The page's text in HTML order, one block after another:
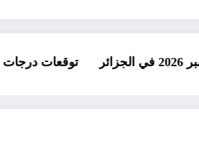
توقعات درجات الحرارة في خريف 2026 في الجزائر